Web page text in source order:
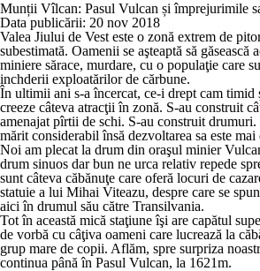
Munții Vîlcan: Pasul Vulcan și împrejurimile
Data publicării: 20 nov 2018
Valea Jiului de Vest este o zonă extrem de
subestimată. Oamenii se aşteaptă să găsească
miniere sărace, murdare, cu o populaţie care
inchderii exploatărilor de cărbune.
În ultimii ani s-a încercat, ce-i drept cam timid
creeze câteva atracţii în zonă. S-au construit
amenajat pîrtii de schi. S-au construit drumuri.
mărit considerabil însă dezvoltarea sa este mai
Noi am plecat la drum din oraşul minier
drum sinuos dar bun ne urca relativ repede
sunt câteva căbănuţe care oferă locuri de
statuie a lui Mihai Viteazu, despre care se
aici în drumul său către Transilvania.
Tot în această mică staţiune îşi are capătul
de vorbă cu câţiva oameni care lucrează la
grup mare de copii. Aflăm, spre surpriza
continua până în Pasul Vulcan, la 1621m.